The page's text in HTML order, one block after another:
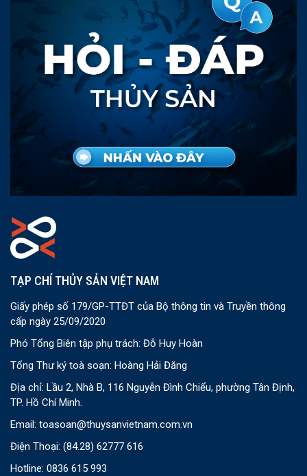
TẠP CHÍ THỦY SẢN VIỆT NAM
Giấy phép số 179/GP-TTĐT của Bộ thông tin và Truyền thông
cấp ngày 25/09/2020
Phó Tổng Biên tập phụ trách: Đỗ Huy Hoàn
Tổng Thư ký toà soạn: Hoàng Hải Đăng
Địa chỉ: Lầu 2, Nhà B, 116 Nguyễn Đình Chiểu, phường Tân Định,
TP. Hồ Chí Minh.
Email: toasoan@thuysanvietnam.com.vn
Điện Thoại: (84.28) 62777 616
Hotline: 0836 615 993